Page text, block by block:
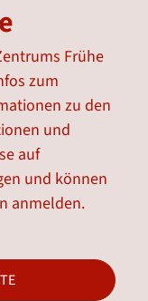
Frühe
zum
zu den
und
auf
und können
anmelden.